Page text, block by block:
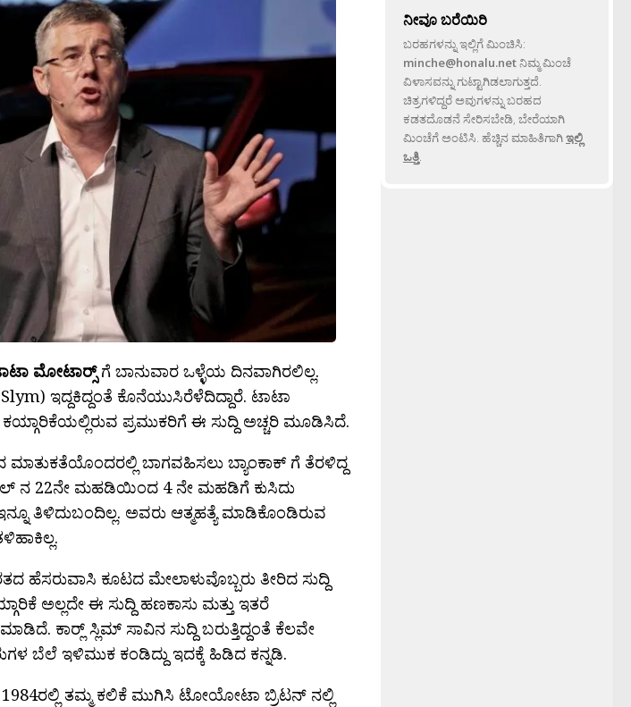
ಮೋಟಾರ‍್ಸ್ಗೆ ಬಾನುವಾರ ಒಳ್ಳೆಯ ದಿನವಾಗಿರಲಿಲ್ಲ.
ಇದ್ದಕಿದ್ದಂತೆ ಕೊನೆಯುಸಿರೆಳೆದಿದ್ದಾರೆ. ಟಾಟಾ
ಪ್ರಮುಕರಿಗೆ ಈ ಸುದ್ದಿ ಅಚ್ಚರಿ ಮೂಡಿಸಿದೆ.
ಬಾಗವಹಿಸಲು ಬ್ಯಾಂಕಾಕ್ ಗೆ ತೆರಳಿದ್ದ
ನ 22ನೇ ಮಹಡಿಯಿಂದ 4 ನೇ ಮಹಡಿಗೆ ಕುಸಿದು
ತಿಳಿದುಬಂದಿಲ್ಲ. ಅವರು ಆತ್ಮಹತ್ಯೆ ಮಾಡಿಕೊಂಡಿರುವ
ಹೆಸರುವಾಸಿ ಕೂಟದ ಮೇಲಾಳುವೊಬ್ಬರು ತೀರಿದ ಸುದ್ದಿ
ಅಲ್ಲದೇ ಈ ಸುದ್ದಿ ಹಣಕಾಸು ಮತ್ತು ಇತರೆ
ಕಾರ‍್ಲ್ ಸ್ಲಿಮ್ ಸಾವಿನ ಸುದ್ದಿ ಬರುತ್ತಿದ್ದಂತೆ ಕೆಲವೇ
ಬೆಲೆ ಇಳಿಮುಕ ಕಂಡಿದ್ದು ಇದಕ್ಕೆ ಹಿಡಿದ ಕನ್ನಡಿ.
ತಮ್ಮ ಕಲಿಕೆ ಮುಗಿಸಿ ಟೋಯೋಟಾ ಬ್ರಿಟನ್ ನಲ್ಲಿ
ನೀವೂ ಬರೆಯಿರಿ
ಬರಹಗಳನ್ನು ಇಲ್ಲಿಗೆ ಮಿಂಚಿಸಿ:
minche@honalu.netನಿಮ್ಮ ಮಿಂಚೆ
ವಿಳಾಸವನ್ನು ಗುಟ್ಟಾಗಿಡಲಾಗುತ್ತದೆ.
ಚಿತ್ರಗಳಿದ್ದರೆ ಅವುಗಳನ್ನು ಬರಹದ
ಕಡತದೊಡನೆ ಸೇರಿಸಬೇಡಿ, ಬೇರೆಯಾಗಿ
ಮಿಂಚೆಗೆ ಅಂಟಿಸಿ. ಹೆಚ್ಚಿನ ಮಾಹಿತಿಗಾಗಿಇಲ್ಲಿ
ಒತ್ತಿ.